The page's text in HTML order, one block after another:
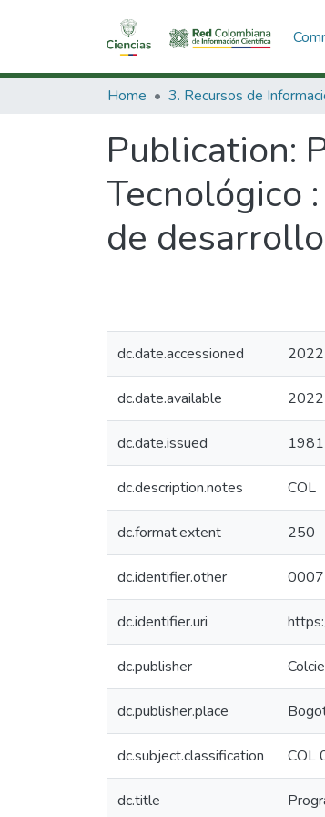
Home
Publication:
Tecnológico
de
dc.date.accessioned
dc.date.available
dc.date.issued 1981
dc.description.notes COL
dc.format.extent 250
dc.identifier.other
dc.identifier.uri
dc.publisher
dc.publisher.place
dc.subject.classification COL
dc.title